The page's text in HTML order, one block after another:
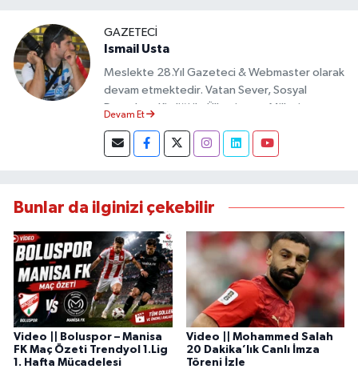
GAZETECI
Ismail Usta
Meslekte 28.Yıl Gazeteci & Webmaster olarak
devam etmektedir. Vatan Sever, Sosyal
Demokrat Kimliği ile Ülkesine ve Milletine
almıştır.
Devam Et
Bunlar da ilginizi çekebilir
Video || Boluspor – Manisa
FK Maç Özeti Trendyol 1.Lig
1. Hafta Mücadelesi
Video || Mohammed Salah
20 Dakika’lık Canlı İmza
Töreni İzle